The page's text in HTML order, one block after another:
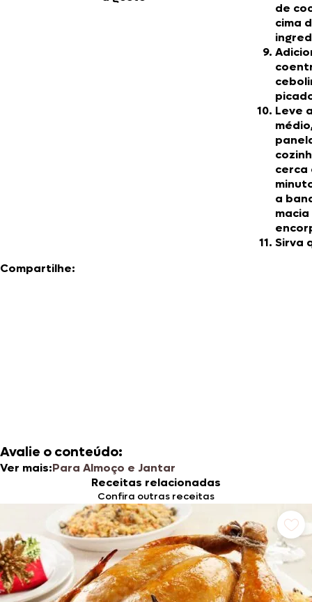
de
cima
Leve
cerca
a
Sirva
Compartilhe:
Avalie o conteúdo:
Ver mais:Para Almoço e Jantar
Receitas relacionadas
Confira outras receitas